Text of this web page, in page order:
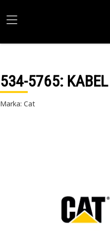
534-5765: KABEL
Marka: Cat